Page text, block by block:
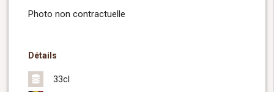
Photo non contractuelle
Détails
33cl